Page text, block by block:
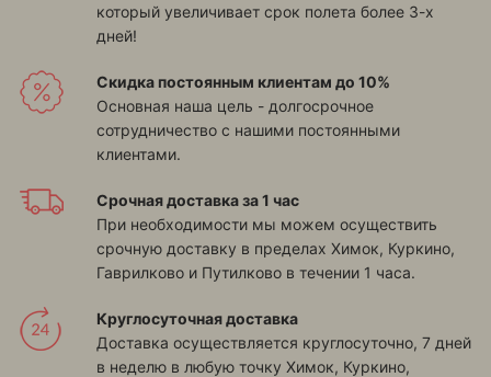
который увеличивает срок полета более 3-х
дней!
Скидка постоянным клиентам до 10%
Основная наша цель - долгосрочное
сотрудничество с нашими постоянными
клиентами.
Срочная доставка за 1 час
При необходимости мы можем осуществить
срочную доставку в пределах Химок, Куркино,
Гаврилково и Путилково в течении 1 часа.
Круглосуточная доставка
Доставка осуществляется круглосуточно, 7 дней
в неделю в любую точку Химок, Куркино,